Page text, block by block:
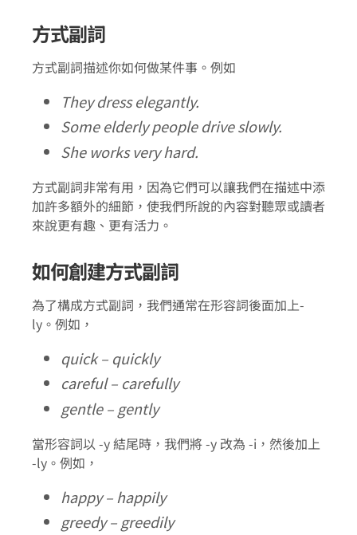
方式副詞
方式副詞描述你如何做某件事。例如
They dress elegantly.
Some elderly people drive slowly.
She works very hard.
方式副詞非常有用，因為它們可以讓我們在描述中添
加許多額外的細節，使我們所說的內容對聽眾或讀者
來說更有趣、更有活力。
如何創建方式副詞
為了構成方式副詞，我們通常在形容詞後面加上-
ly。例如，
quick – quickly
careful – carefully
gentle – gently
當形容詞以 -y 結尾時，我們將 -y 改為 -i，然後加上
-ly。例如，
happy – happily
greedy – greedily